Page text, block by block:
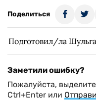
Поделиться
Подготовил/ла
Заметили ошибку?
Пожалуйста,
Ctrl+Enter или